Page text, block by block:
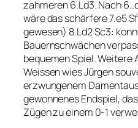
zahmeren 6.Ld3. Nach
wäre das schärfere 7.e5
gewesen) 8.Ld2 Sc3:
Bauernschwächen
bequemen Spiel. Weitere
Weissen wies Jürgen
erzwungenem
gewonnenes Endspiel,
Zügen zu einem 0-1